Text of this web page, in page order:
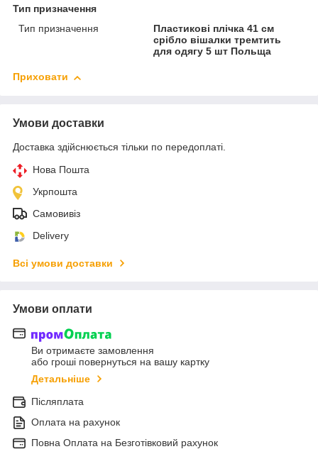
Тип призначення
Тип призначення
Пластикові плічка 41 см
срібло вішалки тремтить
для одягу 5 шт Польща
Приховати
Умови доставки
Доставка здійснюється тільки по передоплаті.
Нова Пошта
Укрпошта
Самовивіз
Delivery
Всі умови доставки
Умови оплати
Ви отримаєте замовлення
або гроші повернуться на вашу картку
Детальніше
Післяплата
Оплата на рахунок
Повна Оплата на Безготівковий рахунок